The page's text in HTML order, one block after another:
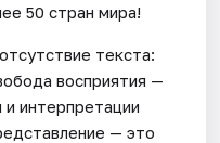
50 стран мира!
текста:
восприятия —
и интерпретации
— это